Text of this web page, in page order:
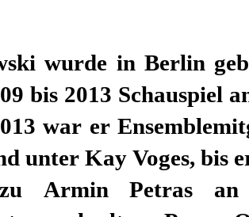
wurde in Berlin
bis 2013 Schauspiel
war er
unter Kay Voges, bis
zu Armin Petras an